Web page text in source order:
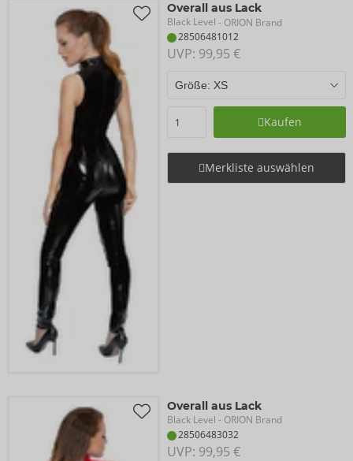
Overall aus Lack
Black Level - ORION Brand
28506481012
UVP: 99,95 €
Kaufen
Merkliste auswählen
Overall aus Lack
Black Level - ORION Brand
28506483032
UVP: 99,95 €